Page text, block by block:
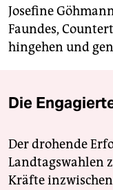
Josefine
Faundes,
hingehen und
Die
Der drohende
Landtagswahlen
Kräfte